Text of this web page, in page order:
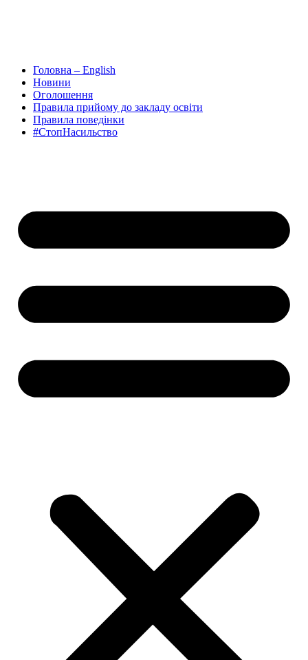
Головна – English
Новини
Оголошення
Правила прийому до закладу освіти
Правила поведінки
#СтопНасильство